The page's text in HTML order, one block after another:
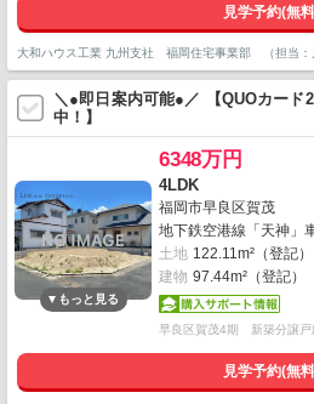
見学予約(無
大和ハウス工業 九州支社 福岡住宅事業部 （担当：
＼●即日案内可能●／ 【QUOカード
中！】
6348万円
4LDK
福岡市早良区賀茂
地下鉄空港線「天神」
土地 122.11m²（登記）
建物 97.44m²（登記）
早良区賀茂4期 新築分譲戸
見学予約(無